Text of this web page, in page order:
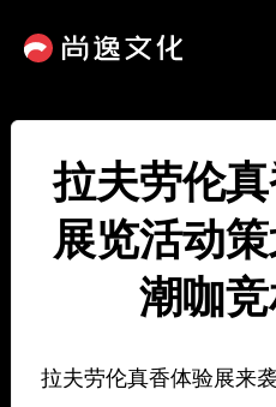
拉夫劳伦
展览活动
潮咖
拉夫劳伦真香体验展来